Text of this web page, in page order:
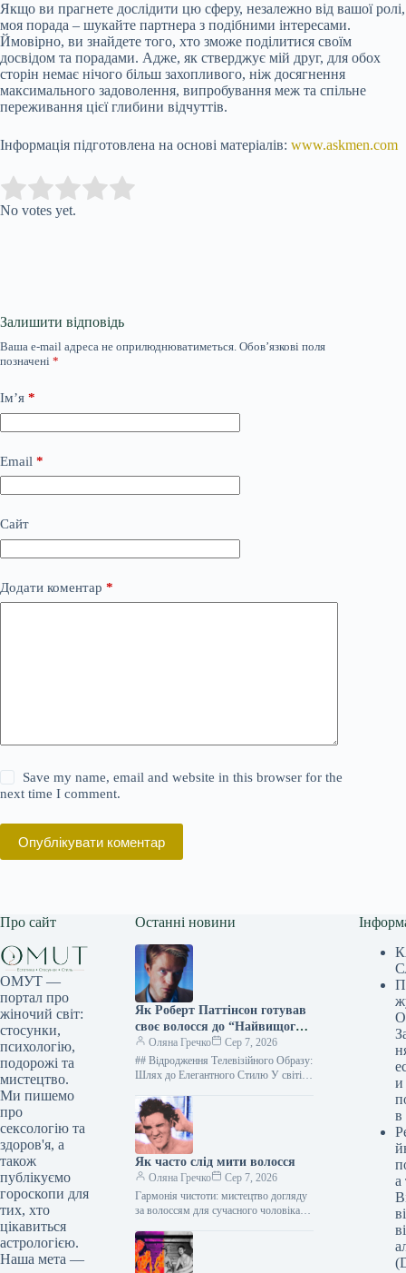
Якщо ви прагнете дослідити цю сферу, незалежно від вашої ролі,
моя порада – шукайте партнера з подібними інтересами.
Ймовірно, ви знайдете того, хто зможе поділитися своїм
досвідом та порадами. Адже, як стверджує мій друг, для обох
сторін немає нічого більш захопливого, ніж досягнення
максимального задоволення, випробування меж та спільне
переживання цієї глибини відчуттів.
Інформація підготовлена на основі матеріалів: www.askmen.com
Rate this item:
No votes yet.
Залишити відповідь
Ваша e-mail адреса не оприлюднюватиметься. Обов’язкові поля
позначені *
Ім’я *
Email *
Сайт
Додати коментар *
Save my name, email and website in this browser for the
next time I comment.
Опублікувати коментар
Про сайт
ОМУТ —
портал про
жіночий світ:
стосунки,
психологію,
подорожі та
мистецтво.
Ми пишемо
про
сексологію та
здоров'я, а
також
публікуємо
гороскопи для
тих, хто
цікавиться
астрологією.
Наша мета —
Останні новини
Як Роберт Паттінсон готував
своє волосся до “Найвищого
ефіру”
Оляна Гречко
Сер 7, 2026
## Відродження Телевізійного Образу:
Шлях до Елегантного Стилю У світі
ключовим елементом, актори часто
вдаються до…
Як часто слід мити волосся
Оляна Гречко
Сер 7, 2026
Гармонія чистоти: мистецтво догляду
за волоссям для сучасного чоловіка
сумніву, зробили крок уперед,
відмовившись від…
и
в
а